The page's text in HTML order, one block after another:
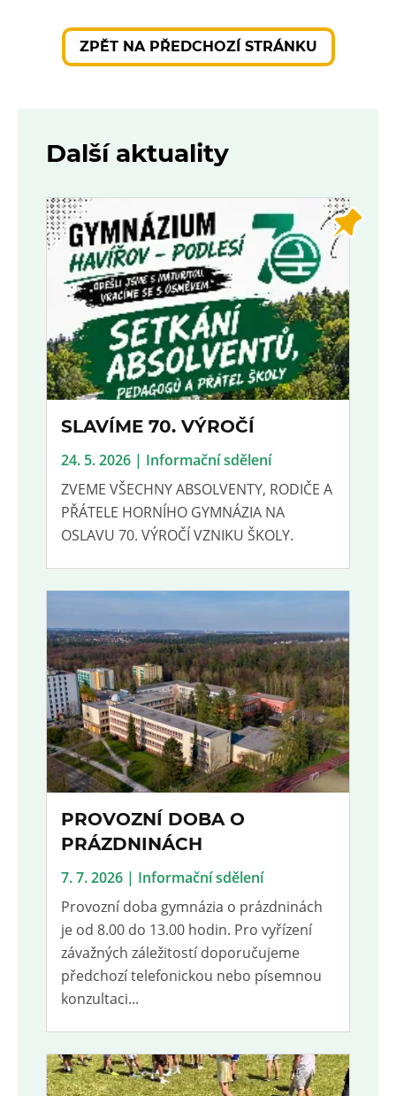
ZPĚT NA PŘEDCHOZÍ STRÁNKU
Další aktuality
SLAVÍME 70. VÝROČÍ
24. 5. 2026 | Informační sdělení
ZVEME VŠECHNY ABSOLVENTY, RODIČE A
PŘÁTELE HORNÍHO GYMNÁZIA NA
OSLAVU 70. VÝROČÍ VZNIKU ŠKOLY.
PROVOZNÍ DOBA O
PRÁZDNINÁCH
7. 7. 2026 | Informační sdělení
Provozní doba gymnázia o prázdninách
je od 8.00 do 13.00 hodin. Pro vyřízení
závažných záležitostí doporučujeme
předchozí telefonickou nebo písemnou
konzultaci...